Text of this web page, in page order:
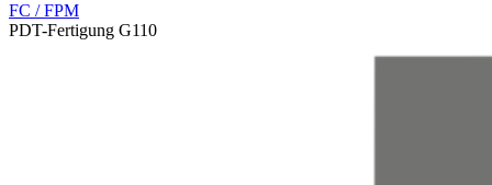
FC / FPM
PDT-Fertigung G110